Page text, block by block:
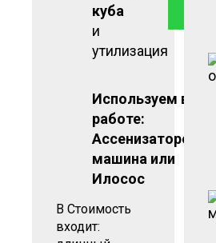
куба
и
утилизация
Используем в
работе:
Ассенизаторская
машина или
Илосос
В Стоимость
входит: